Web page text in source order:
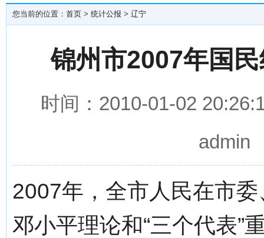
您当前的位置： 首页 > 统计公报 > 辽宁
锦州市2007年国
时间：2010-01-02
admin
2007年，全市人民在市
邓小平理论和“三个代表”